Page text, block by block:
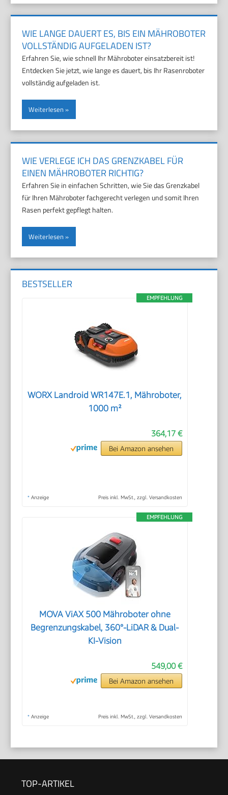
WIE LANGE DAUERT ES, BIS EIN MÄHROBOTER
VOLLSTÄNDIG AUFGELADEN IST?
Erfahren Sie, wie schnell Ihr Mähroboter einsatzbereit ist!
Entdecken Sie jetzt, wie lange es dauert, bis Ihr Rasenroboter
vollständig aufgeladen ist.
Weiterlesen
WIE VERLEGE ICH DAS GRENZKABEL FÜR
EINEN MÄHROBOTER RICHTIG?
Erfahren Sie in einfachen Schritten, wie Sie das Grenzkabel
für Ihren Mähroboter fachgerecht verlegen und somit Ihren
Rasen perfekt gepflegt halten.
Weiterlesen
BESTSELLER
EMPFEHLUNG
WORX Landroid WR147E.1, Mähroboter,
1000 m²
364,17 €
Bei Amazon ansehen
* Anzeige Preis inkl. MwSt., zzgl. Versandkosten
EMPFEHLUNG
MOVA ViAX 500 Mähroboter ohne
Begrenzungskabel, 360°-LiDAR & Dual-
KI-Vision
549,00 €
Bei Amazon ansehen
* Anzeige Preis inkl. MwSt., zzgl. Versandkosten
TOP-ARTIKEL